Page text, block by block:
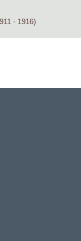
- 1916)